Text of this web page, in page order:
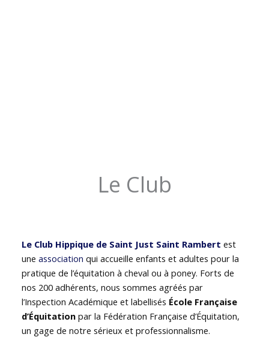
Le Club
Le Club Hippique de Saint Just Saint Rambert est
uneassociation qui accueille enfants et adultes pour la
pratique de l’équitation à cheval ou à poney. Forts de
nos 200 adhérents, nous sommes agréés par
l’Inspection Académique et labellisés École Française
d’Équitation par la Fédération Française d’Équitation,
un gage de notre sérieux et professionnalisme.